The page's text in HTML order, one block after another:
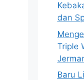
dan
Triple
Baru